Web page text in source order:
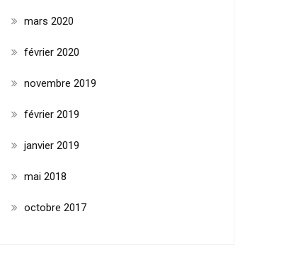
mars 2020
février 2020
novembre 2019
février 2019
janvier 2019
mai 2018
octobre 2017